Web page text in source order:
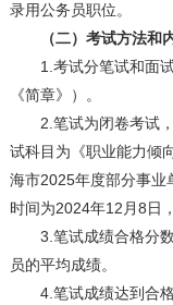
录用公务员职位。
（二）考试方法和
1.考试分笔试和面试
《简章》）。
2.笔试为闭卷考试，
试科目为《职业能力倾
海市2025年度部分事业
时间为2024年12月8日
3.笔试成绩合格分数
员的平均成绩。
4.笔试成绩达到合格